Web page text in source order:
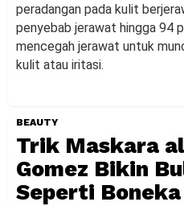
peradangan pada kulit
penyebab jerawat hingga 94
mencegah jerawat untuk
kulit atau iritasi.
BEAUTY
Trik Maskara
Gomez Bikin
Seperti Boneka